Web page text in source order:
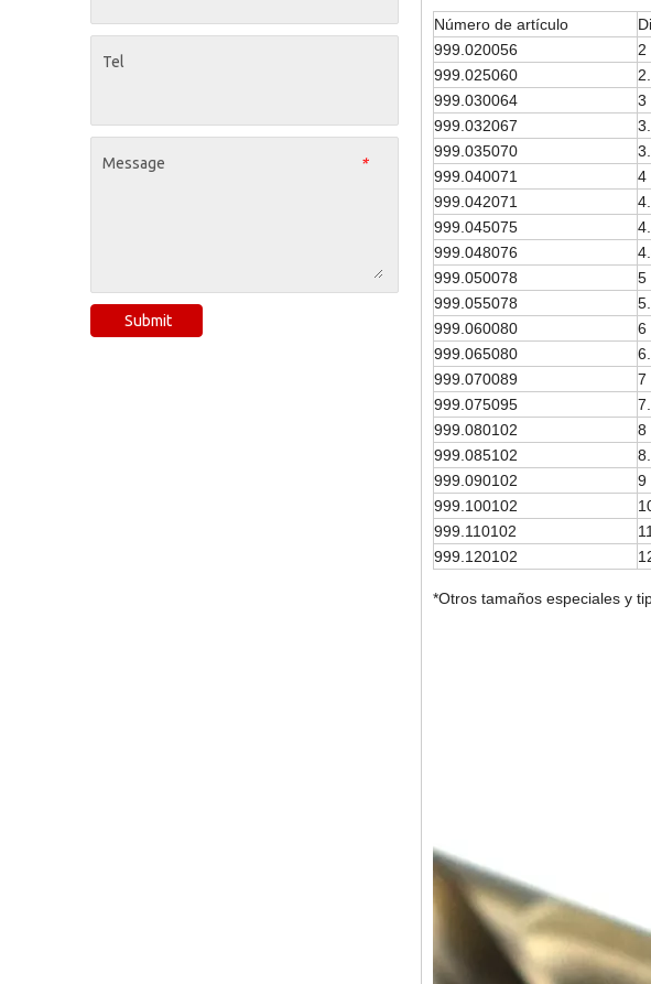
Tel
*
Message
Submit
Número de artículo
999.020056
2
999.025060
999.030064
3
999.032067
999.035070
999.040071
4
999.042071
999.045075
999.048076
999.050078
5
999.055078
999.060080
6
999.065080
999.070089
7
999.075095
999.080102
8
999.085102
999.090102
9
999.100102
999.110102
11
999.120102
*Otros tamaños especiales y